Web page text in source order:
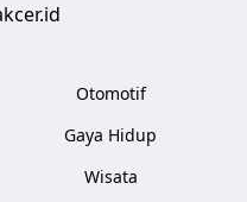
Otomotif
Gaya Hidup
Wisata